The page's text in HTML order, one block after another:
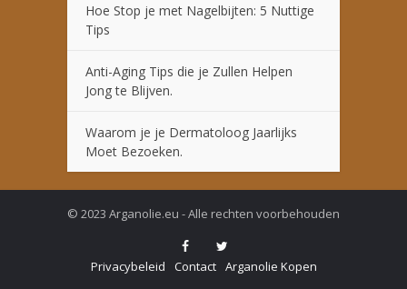
Hoe Stop je met Nagelbijten: 5 Nuttige
Tips
Anti-Aging Tips die je Zullen Helpen
Jong te Blijven.
Waarom je je Dermatoloog Jaarlijks
Moet Bezoeken.
© 2023 Arganolie.eu - Alle rechten voorbehouden
Privacybeleid Contact Arganolie Kopen